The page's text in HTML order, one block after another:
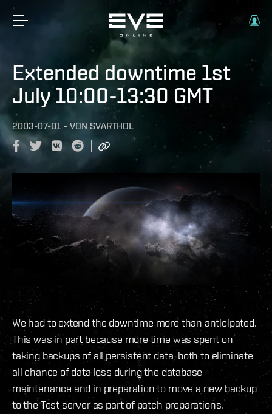
Extended downtime 1st
July 10:00-13:30 GMT
2003-07-01 - VON SVARTHOL
We had to extend the downtime more than anticipated.
This was in part because more time was spent on
taking backups of all persistent data, both to eliminate
all chance of data loss during the database
maintenance and in preparation to move a new backup
to the Test server as part of patch preparations.